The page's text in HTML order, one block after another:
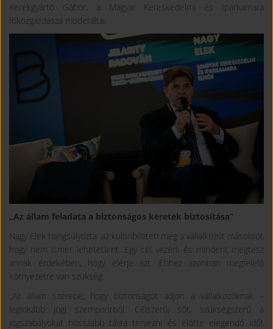
Kerékgyártó Gábor, a Magyar Kereskedelmi és Iparkamara
főközgazdásza moderálta.
„Az állam feladata a biztonságos keretek biztosítása”
Nagy Elek hangsúlyozta: az különbözteti meg a vállalkozót másoktól,
hogy nem ismer lehetetlent. Egy cél vezérli és mindent megtesz
annak érdekében, hogy elérje azt. Ehhez azonban megfelelő
környezetre van szükség.
„Az állam szerepe, hogy biztonságot adjon a vállalkozóknak –
leginkább jogi szempontból. Célszerű, sőt, szükségszerű a
jogszabályokat hosszabb távra tervezni és előtte elegendő időt